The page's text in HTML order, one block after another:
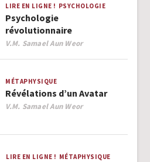
LIRE EN LIGNE ! PSYCHOLOGIE
Psychologie
révolutionnaire
Author
V.M. Samael Aun Weor
MÉTAPHYSIQUE
Révélations d’un Avatar
Author
V.M. Samael Aun Weor
LIRE EN LIGNE ! MÉTAPHYSIQUE